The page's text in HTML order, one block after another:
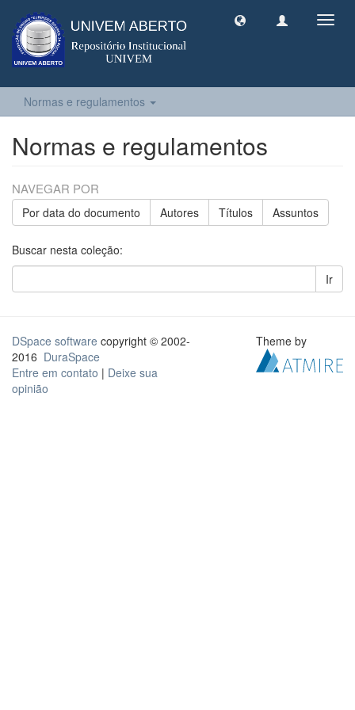
Normas e regulamentos
Normas e regulamentos
NAVEGAR POR
Por data do documento Autores Títulos Assuntos
Buscar nesta coleção:
Ir
DSpace software copyright © 2002-
2016 DuraSpace
Entre em contato | Deixe sua
opinião
Theme by